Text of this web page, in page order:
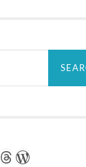
Threads
WordPress